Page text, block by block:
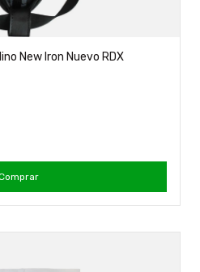
New Iron Nuevo RDX